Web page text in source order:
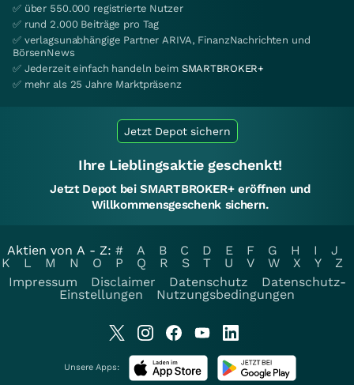
✅ über 550.000 registrierte Nutzer
✅ rund 2.000 Beiträge pro Tag
✅ verlagsunabhängige Partner ARIVA, FinanzNachrichten und
BörsenNews
✅ Jederzeit einfach handeln beim SMARTBROKER+
✅ mehr als 25 Jahre Marktpräsenz
Jetzt Depot sichern
Ihre Lieblingsaktie geschenkt!
Jetzt Depot bei SMARTBROKER+ eröffnen und
Willkommensgeschenk sichern.
Aktien von A - Z: # A B C D E F G H I
J
K
L M N O P Q R S T U V W X Y
Z
Impressum
Disclaimer Datenschutz
Datenschutz-
Einstellungen
Nutzungsbedingungen
Unsere Apps: